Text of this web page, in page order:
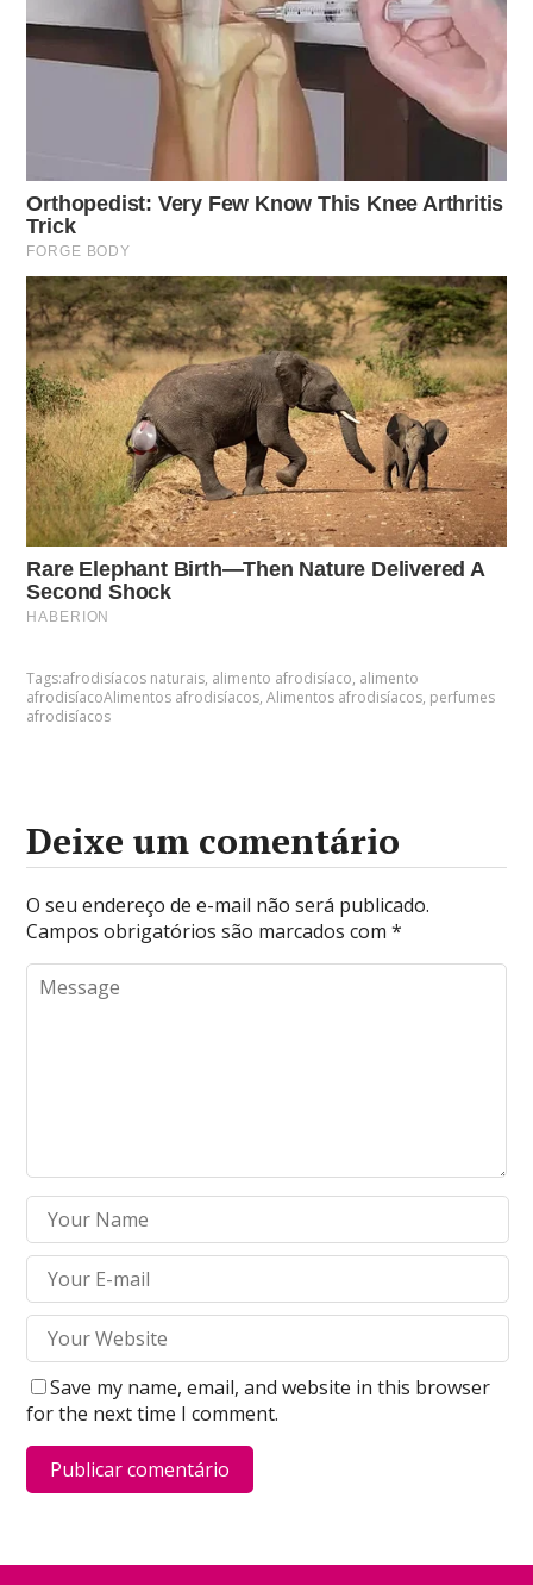
Tags:afrodisíacos naturais, alimento afrodisíaco, alimento
afrodisíacoAlimentos afrodisíacos,Alimentos afrodisíacos, perfumes
afrodisíacos
Deixe um comentário
O seu endereço de e-mail não será publicado.
Campos obrigatórios são marcados com*
Save my name, email, and website in this browser
for the next time I comment.